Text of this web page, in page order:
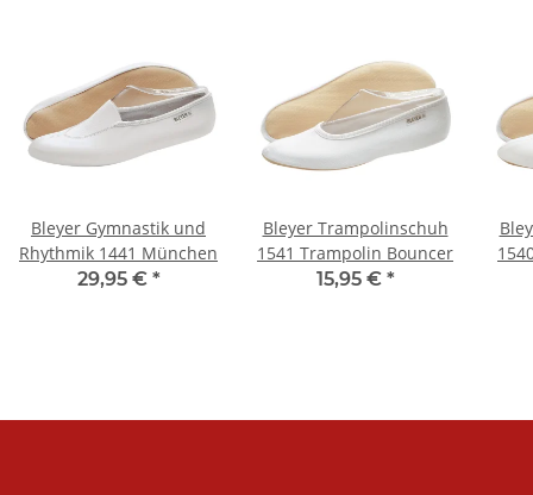
Bleyer Gymnastik und
Rhythmik 1441 München
29,95 € *
Bleyer Trampolinschuh
1541 Trampolin Bouncer
15,95 € *